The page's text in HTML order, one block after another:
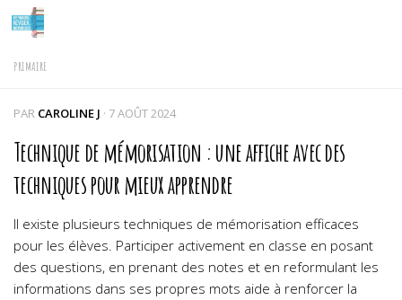
Skip to content
PRIMAIRE
PAR CAROLINE J · 7 AOÛT 2024
Technique de mémorisation : une affiche avec des
techniques pour mieux apprendre
Il existe plusieurs techniques de mémorisation efficaces
pour les élèves. Participer activement en classe en posant
des questions, en prenant des notes et en reformulant les
informations dans ses propres mots aide à renforcer la